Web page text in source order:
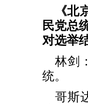
《
民党总
对选举
林剑
统。
哥斯